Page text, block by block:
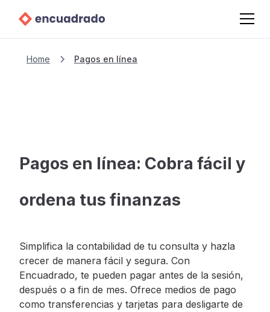
Home Pagos en línea
Pagos en línea: Cobra fácil y
ordena tus finanzas
Simplifica la contabilidad de tu consulta y hazla
crecer de manera fácil y segura. Con
Encuadrado, te pueden pagar antes de la sesión,
después o a fin de mes. Ofrece medios de pago
como transferencias y tarjetas para desligarte de